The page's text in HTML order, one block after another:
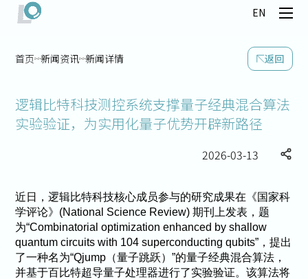
EN
首页 新闻资讯 新闻详情 返回
逻辑比特科技测控系统支撑量子经典混合算法
实验验证，为实用化量子优势开辟新路径
2026-03-13
近日，逻辑比特科技核心成员参与的研究成果在《国家科
学评论》(National Science Review) 期刊上发表，题
为“Combinatorial optimization enhanced by shallow
quantum circuits with 104 superconducting qubits”，提出
了一种名为“Qjump（量子跳跃）”的量子经典混合算法，
并基于百比特超导量子处理器进行了实验验证。该算法将